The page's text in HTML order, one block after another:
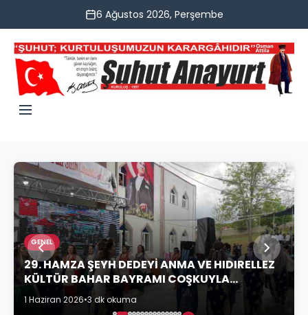
6 Ağustos 2026, Perşembe
GENEL
29. HAMZA ŞEYH DEDEYİ ANMA VE HIDIRELLEZ
KÜLTÜR BAHAR BAYRAMI COŞKUYLA
KUTLANDI
1 Haziran 2026•3 dk okuma